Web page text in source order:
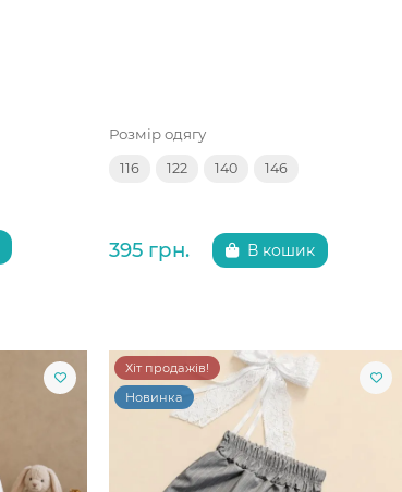
Розмір одягу
116 122 140 146
395 грн. В кошик
Хіт продажів!
Новинка